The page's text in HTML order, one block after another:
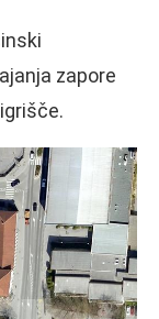
zapore